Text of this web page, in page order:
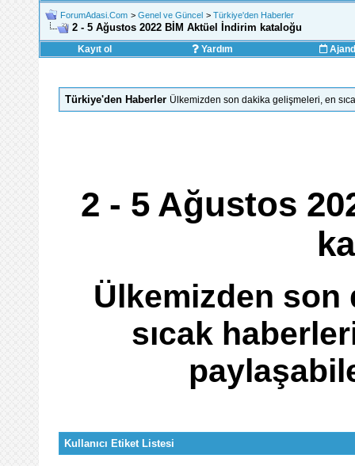
ForumAdasi.Com > Genel ve Güncel > Türkiye'den Haberler
2 - 5 Ağustos 2022 BİM Aktüel İndirim kataloğu
Kayıt ol Yardım
Türkiye'den Haberler Ülkemizden son dakika gelişmeleri, en
2 - 5 Ağustos
Ülkemizden son
sıcak
Kullanıcı Etiket Listesi